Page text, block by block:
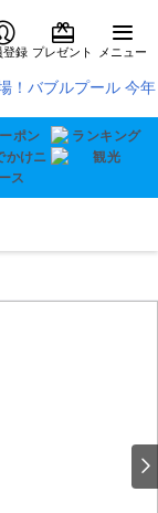
登録 プレゼント メニュー